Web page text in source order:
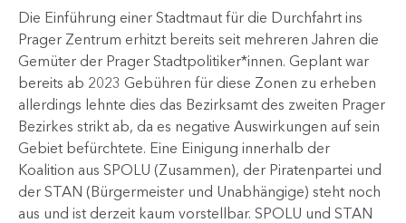
Die Einführung einer Stadtmaut für die Durchfahrt ins
Prager Zentrum erhitzt bereits seit mehreren Jahren die
Gemüter der Prager Stadtpolitiker*innen. Geplant war
bereits ab 2023 Gebühren für diese Zonen zu erheben
allerdings lehnte dies das Bezirksamt des zweiten Prager
Bezirkes strikt ab, da es negative Auswirkungen auf sein
Gebiet befürchtete. Eine Einigung innerhalb der
Koalition aus SPOLU (Zusammen), der Piratenpartei und
der STAN (Bürgermeister und Unabhängige) steht noch
aus und ist derzeit kaum vorstellbar. SPOLU und STAN